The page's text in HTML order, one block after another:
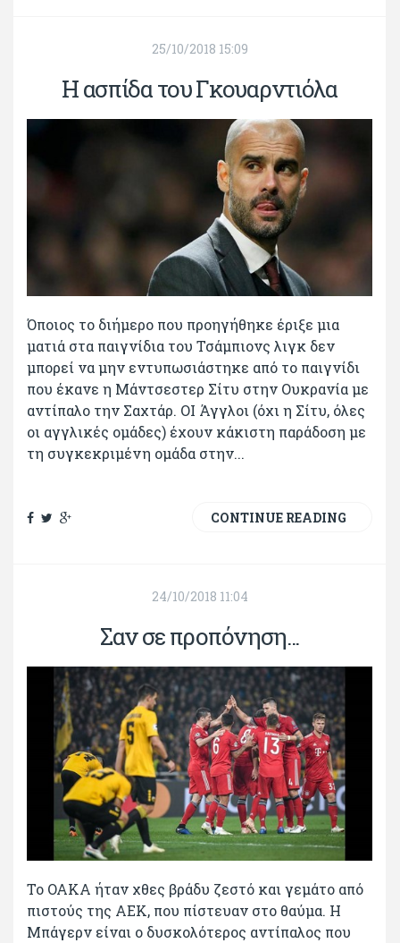
25/10/2018 15:09
Η ασπίδα του Γκουαρντιόλα
Όποιος το διήμερο που προηγήθηκε έριξε μια
ματιά στα παιγνίδια του Τσάμπιονς λιγκ δεν
μπορεί να μην εντυπωσιάστηκε από το παιγνίδι
που έκανε η Μάντσεστερ Σίτυ στην Ουκρανία με
αντίπαλο την Σαχτάρ. ΟΙ Άγγλοι (όχι η Σίτυ, όλες
οι αγγλικές ομάδες) έχουν κάκιστη παράδοση με
τη συγκεκριμένη ομάδα στην...
CONTINUE READING
24/10/2018 11:04
Σαν σε προπόνηση...
To OAKA ήταν χθες βράδυ ζεστό και γεμάτο από
πιστούς της ΑΕΚ, που πίστευαν στο θαύμα. Η
Μπάγερν είναι ο δυσκολότερος αντίπαλος που